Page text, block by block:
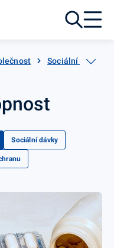
Sociální
Sociální dávky